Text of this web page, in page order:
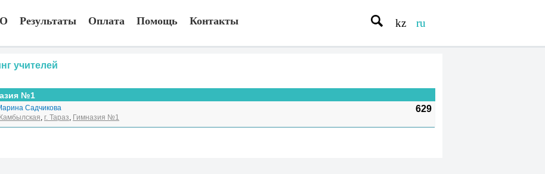
Результаты Оплата Помощь Контакты kz ru
учителей
№1
Садчикова
, г. Тараз, Гимназия №1
629